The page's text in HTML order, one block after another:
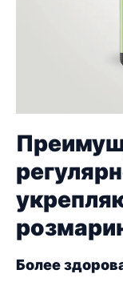
Более